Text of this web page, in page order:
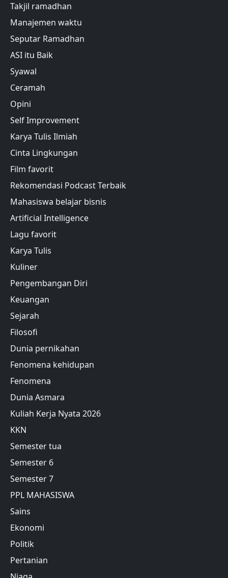
Takjil ramadhan
Manajemen waktu
Seputar Ramadhan
ASI itu Baik
Syawal
Ceramah
Opini
Self Improvement
Karya Tulis Ilmiah
Cinta Lingkungan
Film favorit
Rekomendasi Podcast Terbaik
Mahasiswa belajar bisnis
Artificial Intelligence
Lagu favorit
Karya Tulis
Kuliner
Pengembangan Diri
Keuangan
Sejarah
Filosofi
Dunia pernikahan
Fenomena kehidupan
Fenomena
Dunia Asmara
Kuliah Kerja Nyata 2026
KKN
Semester tua
Semester 6
Semester 7
PPL MAHASISWA
Sains
Ekonomi
Politik
Pertanian